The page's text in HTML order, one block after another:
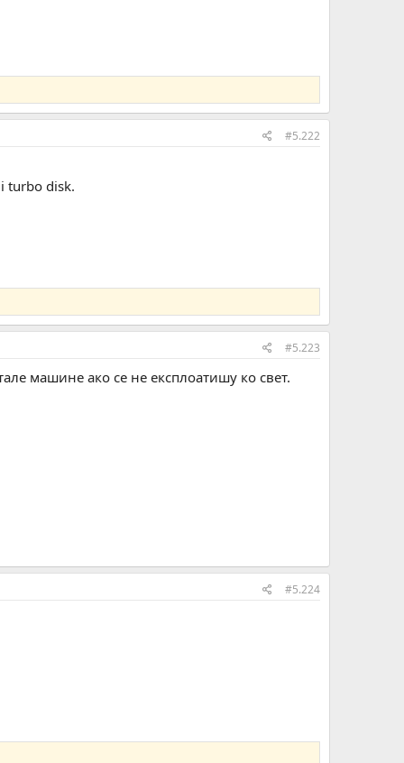
#5.222
turbo disk.
#5.223
машине ако се не експлоатишу ко свет.
#5.224